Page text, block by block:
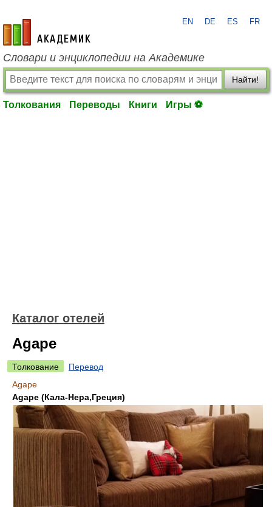
academic.ru
EN DE ES FR
Словари и энциклопедии на Академике
Найти!
Толкования Переводы Книги Игры ⚽
Каталог отелей
Agape
Толкование
Перевод
Agape
Agape (Кала-Нера,Греция)